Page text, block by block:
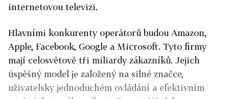
internetovou televizi.
Hlavními konkurenty operátorů budou Amazon,
Apple, Facebook, Google a Microsoft. Tyto firmy
mají celosvětově tři miliardy zákazníků. Jejich
úspěšný model je založený na silné značce,
uživatelsky jednoduchém ovládání a efektivním